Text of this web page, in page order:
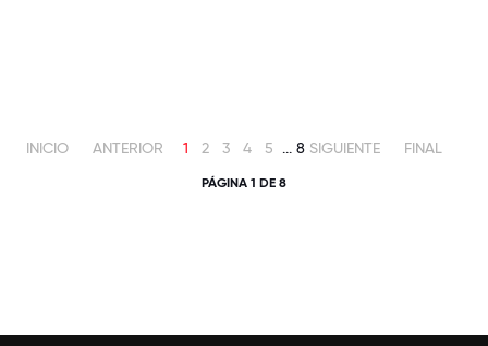
INICIO ANTERIOR 1 2 3 4 5 8 SIGUIENTE FINAL
PÁGINA 1 DE 8